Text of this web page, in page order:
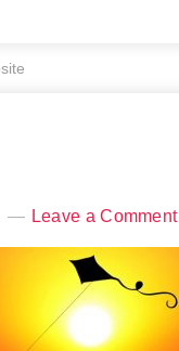
Leave a Comment